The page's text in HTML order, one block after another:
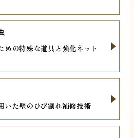
めの特殊な道具と強化ネット
いた壁のひび割れ補修技術